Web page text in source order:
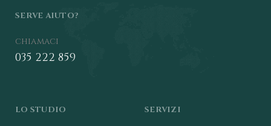
SERVE AIUTO?
chiamaci
035 222 859
LO STUDIO SERVIZI